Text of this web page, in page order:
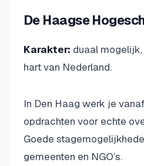
De Haagse
Karakter: duaal
hart van Nederland.
In Den Haag werk je
opdrachten voor echte
Goede
gemeenten en NGO’s.